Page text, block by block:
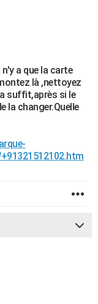
a que la carte
là ,nettoyez
suffit,après si le
la changer.Quelle